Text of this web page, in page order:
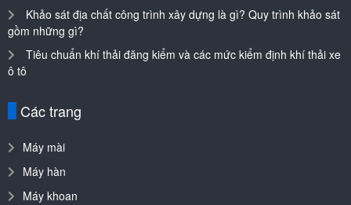
Khảo sát địa chất công trình xây dựng là gì? Quy trình khảo sát
gồm những gì?
Tiêu chuẩn khí thải đăng kiểm và các mức kiểm định khí thải xe
ô tô
Các trang
Máy mài
Máy hàn
Máy khoan